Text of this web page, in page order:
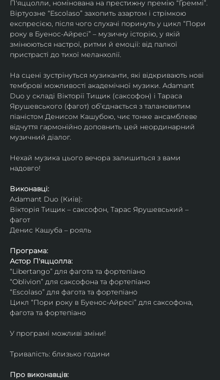
П'яццолли, номінована на престижну премію “Греммі”.
Віртуозне “Escolaso” захопить азартом і стрімкою
експресією, після чого слухачі поринуть у цикл “Пори
року в Буенос-Айресі” – музичну історію, у якій
змінюються настрої, ритми й емоції: від палкої
пристрасті до тихої меланхолії.
На сцені зустрінуться музиканти, які відкривають нові
темброві можливості академічної музики. Adamant
Duo у складі Вікторії Тищик (саксофон) і Тараса
Ярушевського (фагот) об’єднається з талановитим
піаністом Денисом Кашубою, чиє тонке ансамблеве
відчуття гармонійно доповнить цей неординарний
музичний діалог.
Нехай музика цього вечора залишиться з вами
надовго!
Виконавці:
Adamant Duo (Київ):
Вікторія Тищик – саксофон, Тарас Ярушевський –
фагот
Денис Кашуба – рояль
Програма:
Астор П'яццолла:
“Libertango” для фагота та фортепіано
“Oblivion” для саксофона та фортепіано
“Escolaso” для фагота та фортепіано
Цикл “Пори року в Буенос-Айресі” для саксофона,
фагота та фортепіано
У програмі можливі зміни!
Тривалість: близько години
Про виконавців: